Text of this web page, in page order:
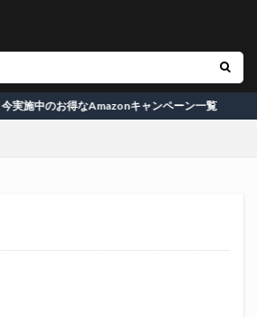
今実施中のお得なAmazonキャンペーン一覧